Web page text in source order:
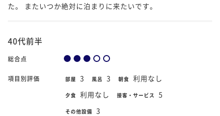
た。 またいつか絶対に泊まりに来たいです。
40代前半
総合点
項目別評価 部屋 3 風呂 3 朝食 利用なし
夕食 利用なし 接客・サービス 5
その他設備 3